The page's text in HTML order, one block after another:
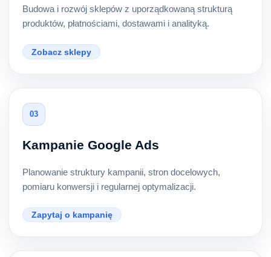
Budowa i rozwój sklepów z uporządkowaną strukturą
produktów, płatnościami, dostawami i analityką.
Zobacz sklepy
03
Kampanie Google Ads
Planowanie struktury kampanii, stron docelowych,
pomiaru konwersji i regularnej optymalizacji.
Zapytaj o kampanię